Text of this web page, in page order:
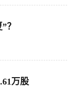
？
万股